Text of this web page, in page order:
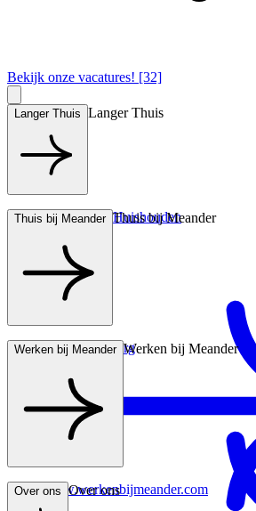
Bekijk onze vacatures! [32]
Langer Thuis Langer Thuis
Hulp bij het Huishouden
Thuis bij Meander Thuis bij Meander
Wonen met zorg
Werken bij Meander Werken bij Meander
www.werkenbijmeander.com
Over ons Over ons